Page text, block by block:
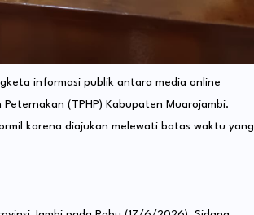
informasi publik antara media online
(TPHP) Kabupaten Muarojambi.
karena diajukan melewati batas waktu yang